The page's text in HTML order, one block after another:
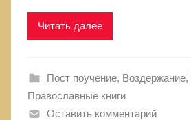
Читать далее
Пост поучение, Воздержание,
Православные книги
Оставить комментарий